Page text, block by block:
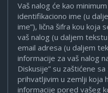
Vaš nalog će kao
identifikaciono ime (u
ime”), lična šifra kou koja
vaš nalog (u daljem tekstu
email adresa (u daljem
informacije za vaš nalog
Diskusije” su zaštićene
prihvatljivim u zemlji koja
informacije pored vašeg